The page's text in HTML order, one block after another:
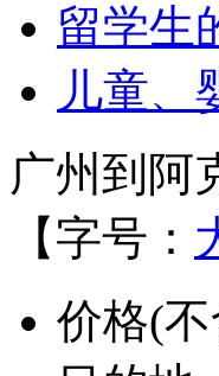
留学生
儿童、
广州到阿
【字号：
价格(